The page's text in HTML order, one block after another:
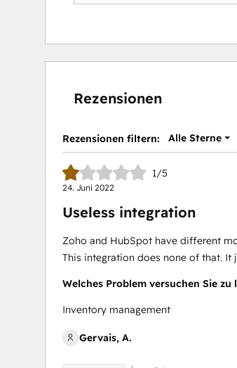
Rezensionen
Rezensionen filtern: Alle Sterne
1/5
24. Juni 2022
Useless integration
Zoho and HubSpot have different
This integration does none of that. It
Welches Problem versuchen Sie zu
Inventory management
Gervais, A.